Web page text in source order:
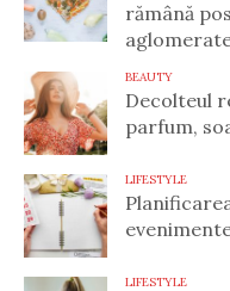
rămână
BEAUTY
Decolteul
parfum,
LIFESTYLE
LIFESTYLE